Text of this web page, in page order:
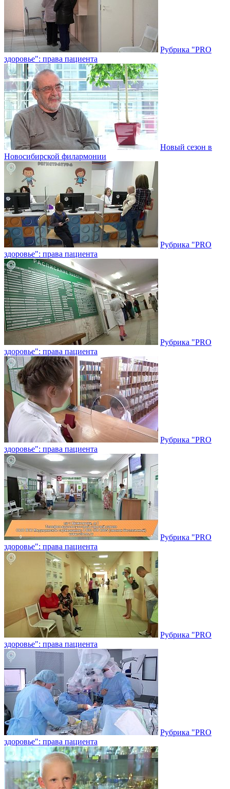
Рубрика "PRO
здоровье": права пациента
Новый сезон в
Новосибирской филармонии
Рубрика "PRO
здоровье": права пациента
Рубрика "PRO
здоровье": права пациента
Рубрика "PRO
здоровье": права пациента
Рубрика "PRO
здоровье": права пациента
Рубрика "PRO
здоровье": права пациента
Рубрика "PRO
здоровье": права пациента